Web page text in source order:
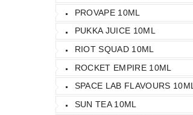
PROVAPE 10ML
PUKKA JUICE 10ML
RIOT SQUAD 10ML
ROCKET EMPIRE 10ML
SPACE LAB FLAVOURS 10ML
SUN TEA 10ML